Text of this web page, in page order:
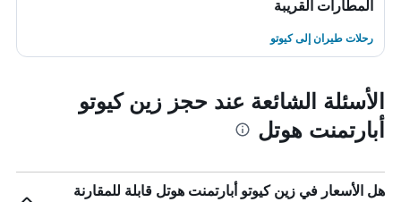
المطارات القريبة
رحلات طيران إلى كيوتو
الأسئلة الشائعة عند حجز زين كيوتو
أبارتمنت هوتل
هل الأسعار في زين كيوتو أبارتمنت هوتل قابلة للمقارنة